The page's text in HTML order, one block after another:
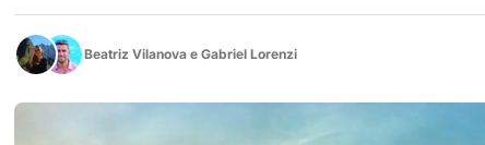
Beatriz Vilanova e Gabriel Lorenzi